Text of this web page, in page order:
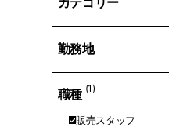
勤務地
職種 (1)
販売スタッフ